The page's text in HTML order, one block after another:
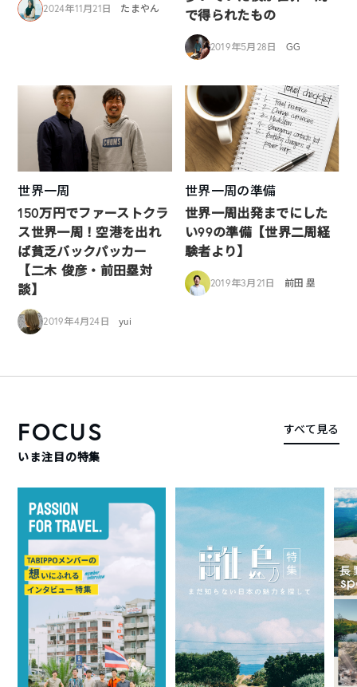
2024年11月21日 たまやん
で得られたもの
2019年5月28日 GG
世界一周
150万円でファーストクラ
ス世界一周！空港を出れ
ば貧乏バックパッカー
【二木 俊彦・前田塁対
談】
2019年4月24日 yui
世界一周の準備
世界一周出発までにした
い99の準備【世界二周経
験者より】
2019年3月21日 前田 塁
FOCUS
いま注目の特集
すべて見る